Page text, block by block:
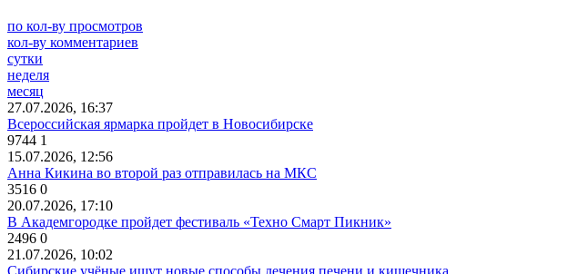
по кол-ву просмотров
кол-ву комментариев
сутки
неделя
месяц
27.07.2026, 16:37
Всероссийская ярмарка пройдет в Новосибирске
9744 1
15.07.2026, 12:56
Анна Кикина во второй раз отправилась на МКС
3516 0
20.07.2026, 17:10
В Академгородке пройдет фестиваль «Техно Смарт Пикник»
2496 0
21.07.2026, 10:02
Сибирские учёные ищут новые способы лечения печени и кишечника